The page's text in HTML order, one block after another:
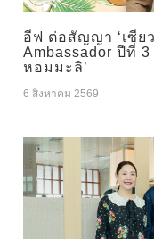
อีฟ ต่อสัญญา ‘เซีย
Ambassador ปีที่
หอมมะลิ’
6 สิงหาคม 2569